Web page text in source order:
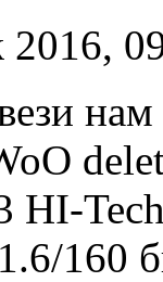
2016,
HI-
160